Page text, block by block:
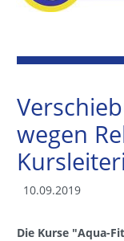
wegen
10.09.2019
Die Kurse "Aqua-